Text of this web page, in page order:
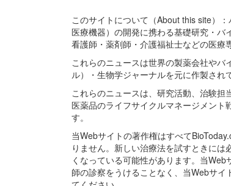
このサイトについて（About this site）
医療機器）の開発に携わる基礎研究・バ
看護師・薬剤師・介護福祉士などの医療
これらのニュースは世界の製薬会社や
ル）・生物学ジャーナルを元に作製され
これらのニュースは、研究活動、治験担
医薬品のライフサイクルマネージメン
す。
当Webサイトの著作権はすべて
りません。新しい治療法を試すときに
くなっている可能性があります。当
師の診察をうけることなく、当Webサ